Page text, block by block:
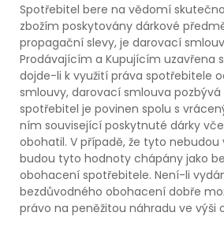
Spotřebitel bere na vědomí
zbožím poskytovány dárkové
propagační slevy, je darovací
Prodávajícím a Kupujícím uzavřena
dojde-li k využití práva spotřebitele
smlouvy, darovací smlouva
spotřebitel je povinen spolu s
ním související poskytnuté dárky
obohatil. V případě, že tyto nebudou
budou tyto hodnoty chápány jako
obohacení spotřebitele. Není-li
bezdůvodného obohacení dobře
právo na peněžitou náhradu ve výši